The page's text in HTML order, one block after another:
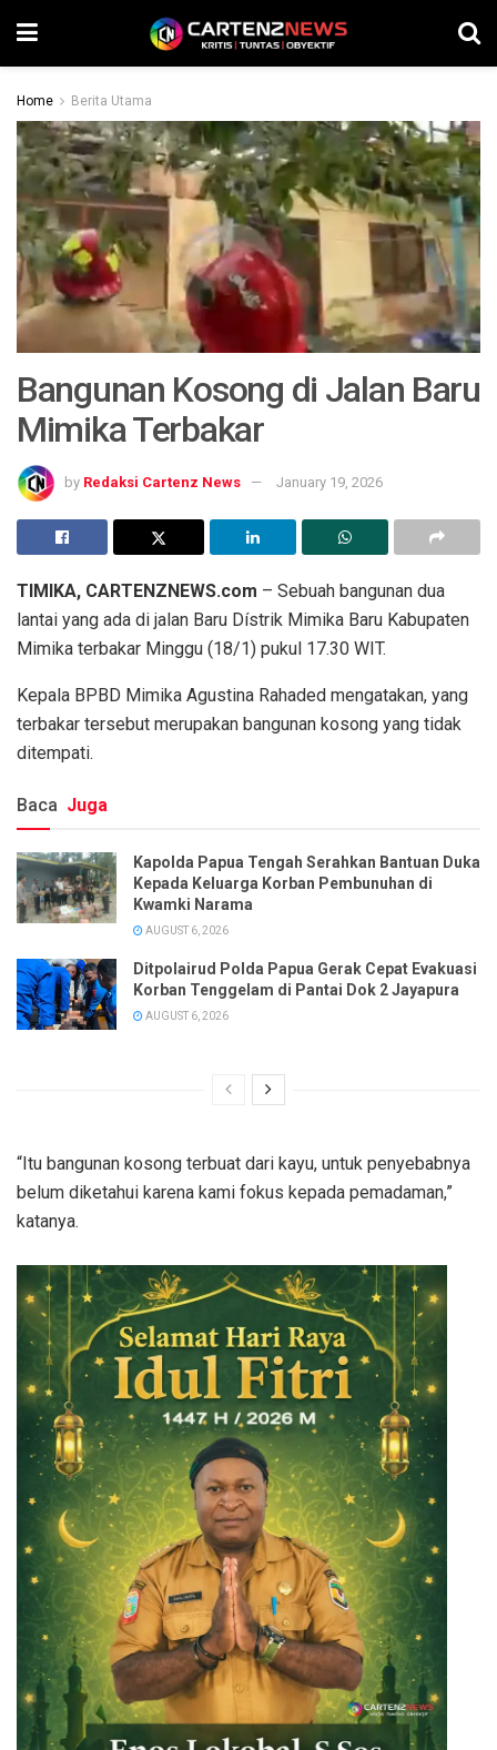
Home Berita Utama
Bangunan Kosong di Jalan Baru
Mimika Terbakar
by Redaksi Cartenz News January 19, 2026
TIMIKA, CARTENZNEWS.com – Sebuah bangunan dua
lantai yang ada di jalan Baru Dístrik Mimika Baru Kabupaten
Mimika terbakar Minggu (18/1) pukul 17.30 WIT.
Kepala BPBD Mimika Agustina Rahaded mengatakan, yang
terbakar tersebut merupakan bangunan kosong yang tidak
ditempati.
Baca Juga
Kapolda Papua Tengah Serahkan Bantuan Duka
Kepada Keluarga Korban Pembunuhan di
Kwamki Narama
AUGUST 6, 2026
Ditpolairud Polda Papua Gerak Cepat Evakuasi
Korban Tenggelam di Pantai Dok 2 Jayapura
AUGUST 6, 2026
“Itu bangunan kosong terbuat dari kayu, untuk penyebabnya
belum diketahui karena kami fokus kepada pemadaman,”
katanya.